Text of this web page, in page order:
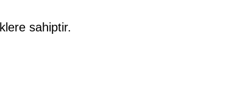
sahiptir.